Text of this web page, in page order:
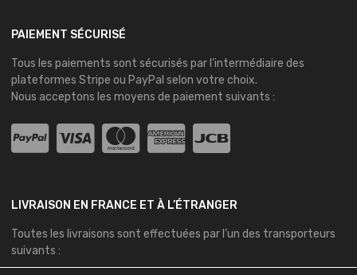
PAIEMENT SÉCURISÉ
Tous les paiements sont sécurisés par l’intermédiaire des
plateformes Stripe ou PayPal selon votre choix.
Nous acceptons les moyens de paiement suivants :
LIVRAISON EN FRANCE ET À L’ÉTRANGER
Toutes les livraisons sont effectuées par l’un des transporteurs
suivants :